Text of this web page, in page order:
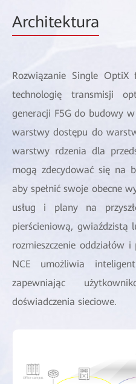
Architektura
Rozwiązanie Single
technologię transmisji
generacji F5G do budowy
warstwy dostępu do
warstwy rdzenia dla
mogą zdecydować się na
aby spełnić swoje obecne
usług i plany na
pierścieniową, gwiaździstą
rozmieszczenie oddziałów
NCE umożliwia
zapewniając
doświadczenia sieciowe.